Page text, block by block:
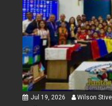
Jul 19, 2026 Wilson